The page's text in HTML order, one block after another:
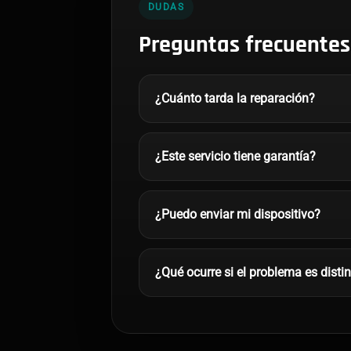
DUDAS
Preguntas frecuentes
¿Cuánto tarda la reparación?
¿Este servicio tiene garantía?
¿Puedo enviar mi dispositivo?
¿Qué ocurre si el problema es